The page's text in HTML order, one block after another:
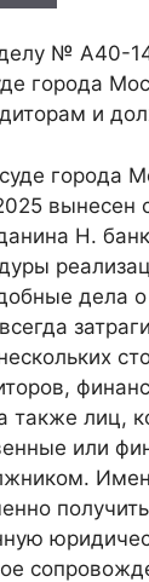
делу № А40-
города
и
города
вынесен
Н.
дела о
также лиц,
или
получить